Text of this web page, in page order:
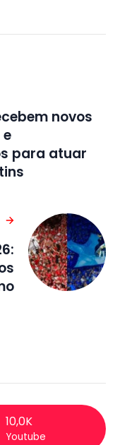
novos
para atuar
10,0K
Youtube